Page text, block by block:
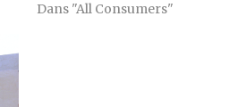
Dans "All Consumers"